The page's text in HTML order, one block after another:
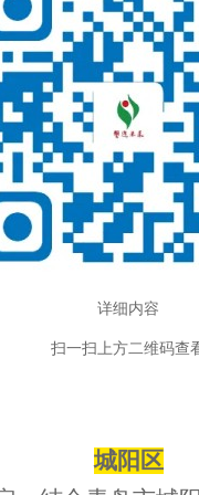
详细内容
扫一扫上方二维码查
城阳区